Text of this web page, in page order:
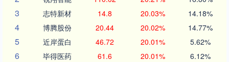
3 志特新材 14.8 20.03% 14.18%
4 博腾股份 20.44 20.02% 14.77%
5 近岸蛋白 46.72 20.01% 5.62%
6 毕得医药 61.6 20.01% 6.12%